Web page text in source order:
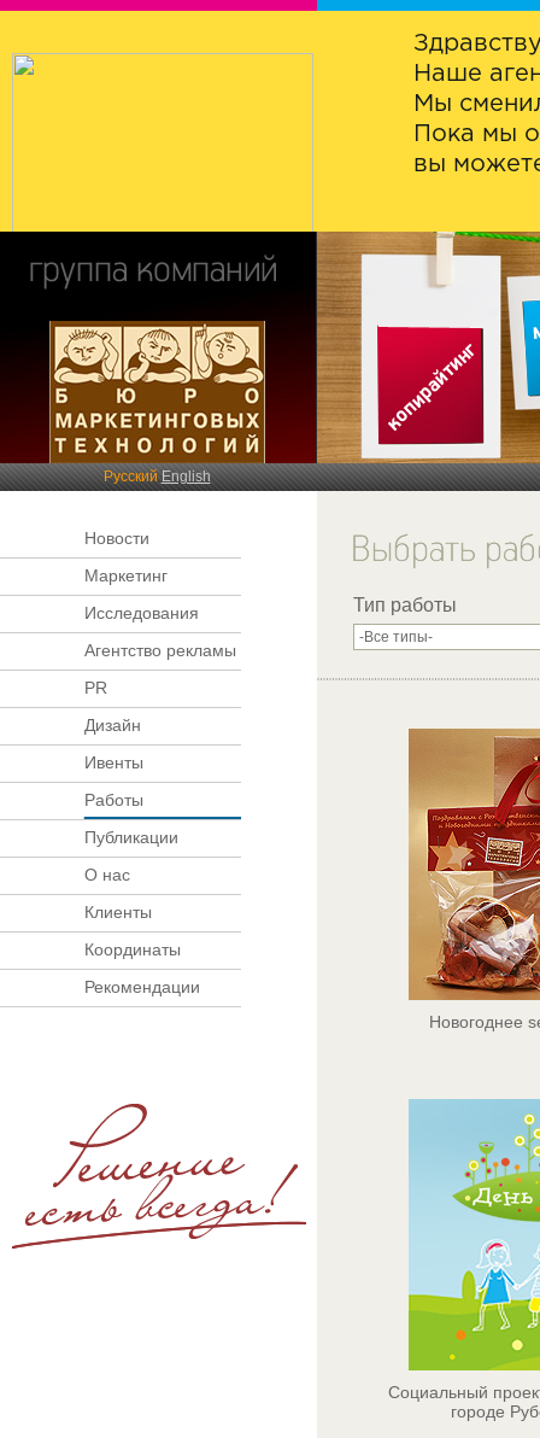
Наше
Мы
Пока мы
вы
РусскийEnglish
Новости
Маркетинг
Исследования
Агентство рекламы
PR
Дизайн
Ивенты
Работы
Публикации
О нас
Клиенты
Координаты
Рекомендации
Тип работы
Новогоднее
Социальный
городе